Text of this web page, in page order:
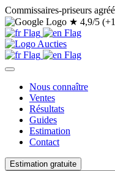
Commissaires-priseurs
★ 4,9/5
Nous connaître
Ventes
Résultats
Guides
Estimation
Contact
Estimation gratuite